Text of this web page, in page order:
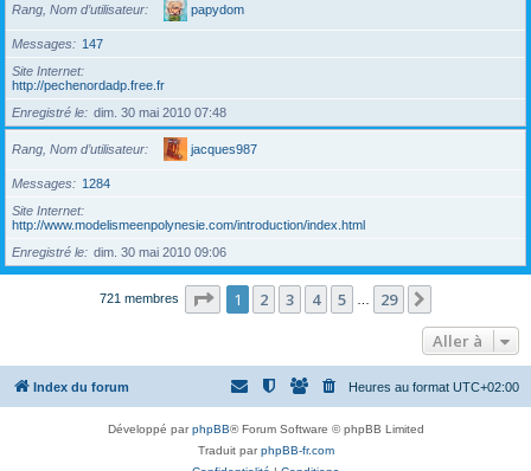
Rang, Nom d’utilisateur papydom
Messages
147
Site Internet
http://pechenordadp.free.fr
Enregistré le
dim. 30 mai 2010 07:48
Rang, Nom d’utilisateur jacques987
Messages
1284
Site Internet
http://www.modelismeenpolynesie.com/introduction/index.html
Enregistré le
dim. 30 mai 2010 09:06
721 membres Page 1sur
1 2 3 4 5 29
Aller à
Index du forum Heures au format UTC+02:00
Développé parphpBB® Forum Software © phpBB Limited
Traduit parphpBB-fr.com